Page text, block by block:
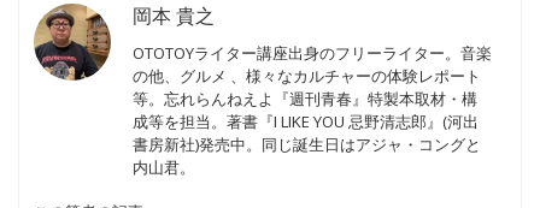
岡本 貴之
OTOTOYライター講座出身のフリーライター。音楽
の他、グルメ 、様々なカルチャーの体験レポート
等。忘れらんねえよ『週刊青春』特製本取材・構
成等を担当。著書『I LIKE YOU 忌野清志郎』(河出
書房新社)発売中。同じ誕生日はアジャ・コングと
内山君。